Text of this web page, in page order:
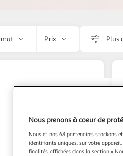
Prix Plus
Nous prenons à coeur de
Nous et nos 68 partenaires stockons
identifiants uniques, sur votre
finalités affichées dans la section «